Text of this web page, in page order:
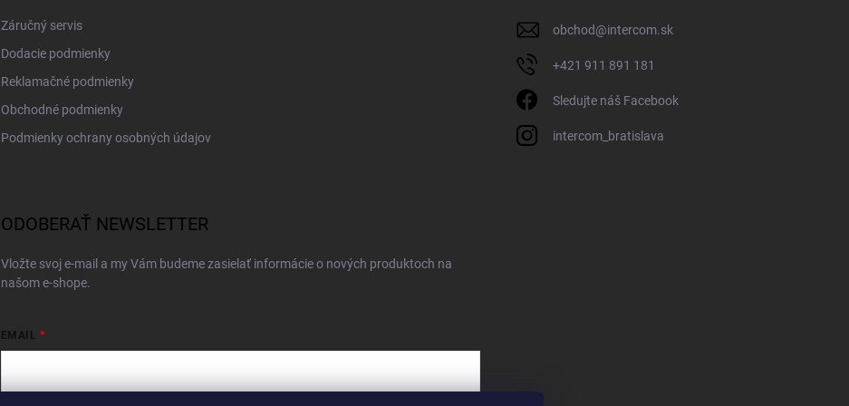
Záručný servis
Dodacie podmienky
Reklamačné podmienky
Obchodné podmienky
Podmienky ochrany osobných údajov
obchod@intercom.sk
+421 911 891 181
Sledujte náš Facebook
intercom_bratislava
ODOBERAŤ NEWSLETTER
Vložte svoj e-mail a my Vám budeme zasielať informácie o nových produktoch na
našom e-shope.
EMAIL